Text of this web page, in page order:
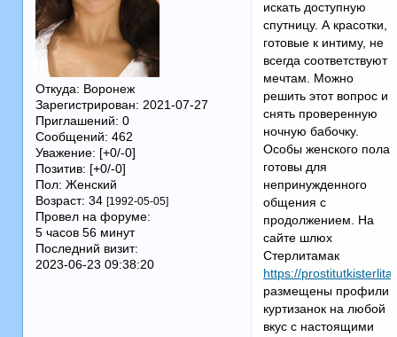
Откуда: Воронеж
Зарегистрирован: 2021-07-27
Приглашений: 0
Сообщений: 462
Уважение: [+0/-0]
Позитив: [+0/-0]
Пол: Женский
Возраст: 34 [1992-05-05]
Провел на форуме:
5 часов 56 минут
Последний визит:
2023-06-23 09:38:20
искать доступную
спутницу. А красотки,
готовые к интиму, не
всегда соответствуют
мечтам. Можно
решить этот вопрос и
снять проверенную
ночную бабочку.
Особы женского пола
готовы для
непринужденного
общения с
продолжением. На
сайте шлюх
Стерлитамак
https://
размещены профили
куртизанок на любой
вкус с настоящими